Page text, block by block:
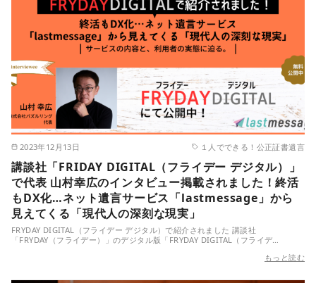
2023年12月13日 １人でできる！公正証書遺言
講談社「FRIDAY DIGITAL（フライデー デジタル）」
で代表 山村幸広のインタビュー掲載されました！終活
もDX化…ネット遺言サービス「lastmessage」から
見えてくる「現代人の深刻な現実」
FRYDAY DIGITAL（フライデー デジタル）で紹介されました 講談社
「FRYDAY（フライデー）」のデジタル版「FRYDAY DIGITAL（フライデ…
もっと読む